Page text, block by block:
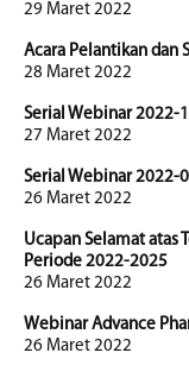
29 Maret 2022
Acara Pelantikan dan
28 Maret 2022
Serial Webinar 2022-
27 Maret 2022
Serial Webinar 2022-
26 Maret 2022
Ucapan Selamat atas
Periode 2022-2025
26 Maret 2022
Webinar Advance
26 Maret 2022